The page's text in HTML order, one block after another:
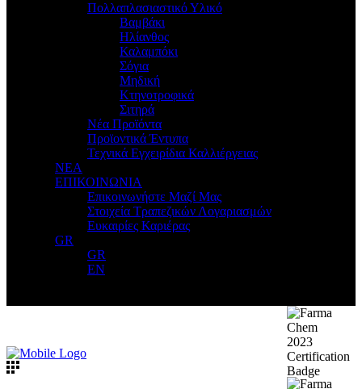
Πολλαπλασιαστικό Υλικό
Βαμβάκι
Ηλίανθος
Καλαμπόκι
Σόγια
Μηδική
Κτηνοτροφικά
Σιτηρά
Νέα Προϊόντα
Προϊοντικά Έντυπα
Τεχνικά Εγχειρίδια Καλλιέργειας
ΝΕΑ
ΕΠΙΚΟΙΝΩΝΙΑ
Επικοινωνήστε Μαζί Μας
Στοιχεία Τραπεζικών Λογαριασμών
Ευκαιρίες Καριέρας
GR
GR
EN